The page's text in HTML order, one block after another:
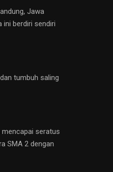
Jawa
ini berdiri sendiri
tumbuh saling
mencapai seratus
SMA 2 dengan